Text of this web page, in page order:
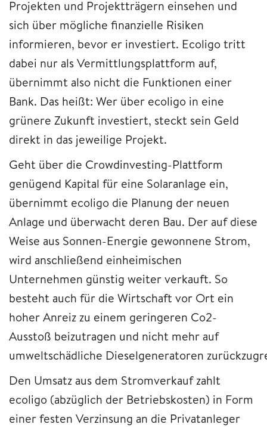
Projekten und Projektträgern einsehen und
sich über mögliche finanzielle Risiken
informieren, bevor er investiert. Ecoligo tritt
dabei nur als Vermittlungsplattform auf,
übernimmt also nicht die Funktionen einer
Bank. Das heißt: Wer über ecoligo in eine
grünere Zukunft investiert, steckt sein Geld
direkt in das jeweilige Projekt.
Geht über die Crowdinvesting-Plattform
genügend Kapital für eine Solaranlage ein,
übernimmt ecoligo die Planung der neuen
Anlage und überwacht deren Bau. Der auf diese
Weise aus Sonnen-Energie gewonnene Strom,
wird anschließend einheimischen
Unternehmen günstig weiter verkauft. So
besteht auch für die Wirtschaft vor Ort ein
hoher Anreiz zu einem geringeren Co2-
Ausstoß beizutragen und nicht mehr auf
umweltschädliche Dieselgeneratoren
Den Umsatz aus dem Stromverkauf zahlt
ecoligo (abzüglich der Betriebskosten) in Form
einer festen Verzinsung an die Privatanleger